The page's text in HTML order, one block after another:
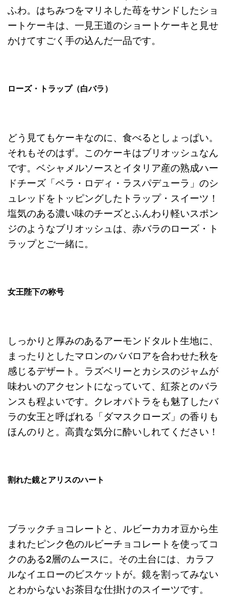
ふわ。はちみつをマリネした苺をサンドしたショ
ートケーキは、一見王道のショートケーキと見せ
かけてすごく手の込んだ一品です。
ローズ・トラップ（白バラ）
どう見てもケーキなのに、食べるとしょっぱい。
それもそのはず。このケーキはブリオッシュなん
です。ベシャメルソースとイタリア産の熟成ハー
ドチーズ「ベラ・ロディ・ラスパデューラ」のシ
ュレッドをトッピングしたトラップ・スイーツ！
塩気のある濃い味のチーズとふんわり軽いスポン
ジのようなブリオッシュは、赤バラのローズ・ト
ラップとご一緒に。
女王陛下の称号
しっかりと厚みのあるアーモンドタルト生地に、
まったりとしたマロンのババロアを合わせた秋を
感じるデザート。ラズベリーとカシスのジャムが
味わいのアクセントになっていて、紅茶とのバラ
ンスも程よいです。クレオパトラをも魅了したバ
ラの女王と呼ばれる「ダマスクローズ」の香りも
ほんのりと。高貴な気分に酔いしれてください！
割れた鏡とアリスのハート
ブラックチョコレートと、ルビーカカオ豆から生
まれたピンク色のルビーチョコレートを使ってコ
クのある2層のムースに。その土台には、カラフ
ルなイエローのビスケットが。鏡を割ってみない
とわからないお茶目な仕掛けのスイーツです。